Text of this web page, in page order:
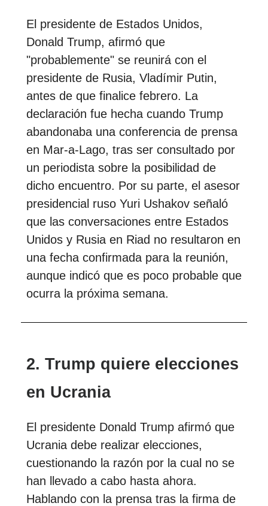
El presidente de Estados Unidos,
Donald Trump, afirmó que
"probablemente" se reunirá con el
presidente de Rusia, Vladímir Putin,
antes de que finalice febrero. La
declaración fue hecha cuando Trump
abandonaba una conferencia de prensa
en Mar-a-Lago, tras ser consultado por
un periodista sobre la posibilidad de
dicho encuentro. Por su parte, el asesor
presidencial ruso Yuri Ushakov señaló
que las conversaciones entre Estados
Unidos y Rusia en Riad no resultaron en
una fecha confirmada para la reunión,
aunque indicó que es poco probable que
ocurra la próxima semana.
2. Trump quiere elecciones
en Ucrania
El presidente Donald Trump afirmó que
Ucrania debe realizar elecciones,
cuestionando la razón por la cual no se
han llevado a cabo hasta ahora.
Hablando con la prensa tras la firma de